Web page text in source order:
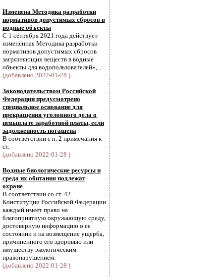
Изменена Методика разработки
нормативов допустимых сбросов в
водные объекты
С 1 сентября 2021 года действует
изменённая Методика разработки
нормативов допустимых сбросов
загрязняющих веществ в водные
объекты для водопользователей»,...
(добавлено 2022-01-28 )
Законодательством Российской
Федерации предусмотрено
специальное основание для
прекращения уголовного дела о
невыплате заработной платы, если
задолженность погашена
В соответствии с п. 2 примечания к
ст.
(добавлено 2022-01-28 )
Водные биологические ресурсы и
среда их обитания подлежат
охране
В соответствии со ст. 42
Конституции Российской Федерации
каждый имеет право на
благоприятную окружающую среду,
достоверную информацию о ее
состоянии и на возмещение ущерба,
причиненного его здоровью или
имуществу экологическим
правонарушением.
(добавлено 2022-01-28 )